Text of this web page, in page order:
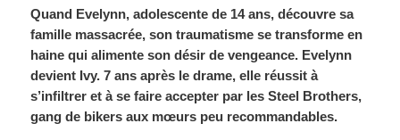
Quand Evelynn, adolescente de 14 ans, découvre sa
famille massacrée, son traumatisme se transforme en
haine qui alimente son désir de vengeance. Evelynn
devient Ivy.7 ans après le drame, elle réussit à
s’infiltrer et à se faire accepter par les Steel Brothers,
gang de bikers aux mœurs peu recommandables.